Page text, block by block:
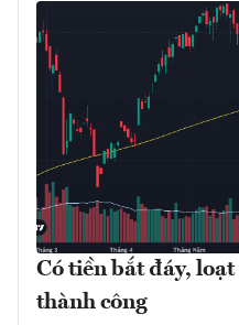
Có tiền bắt đáy,
thành công